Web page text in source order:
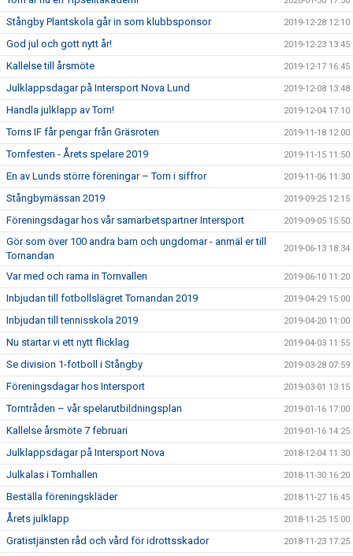
Stångby Plantskola går in som klubbsponsor 2019-12-28 12:10
God jul och gott nytt år! 2019-12-23 13:45
Kallelse till årsmöte 2019-12-17 16:45
Julklappsdagar på Intersport Nova Lund 2019-12-08 13:48
Handla julklapp av Torn! 2019-12-04 17:10
Torns IF får pengar från Gräsroten 2019-11-18 12:00
Tornfesten - Årets spelare 2019 2019-11-15 11:50
En av Lunds större föreningar – Torn i siffror 2019-11-06 11:30
Stångbymässan 2019 2019-09-25 12:15
Föreningsdagar hos vår samarbetspartner Intersport 2019-09-05 15:50
Gör som över 100 andra barn och ungdomar - anmäl er till
Tornandan
2019-06-13 18:34
Var med och rama in Tornvallen 2019-06-10 11:20
Inbjudan till fotbollslägret Tornandan 2019 2019-04-29 15:00
Inbjudan till tennisskola 2019 2019-04-20 11:00
Nu startar vi ett nytt flicklag 2019-04-03 11:55
Se division 1-fotboll i Stångby 2019-03-28 07:59
Föreningsdagar hos Intersport 2019-03-01 13:15
Torntråden – vår spelarutbildningsplan 2019-01-16 17:00
Kallelse årsmöte 7 februari 2019-01-16 14:25
Julklappsdagar på Intersport Nova 2018-12-04 11:30
Julkalas i Tornhallen 2018-11-30 16:20
Beställa föreningskläder 2018-11-27 16:45
Årets julklapp 2018-11-25 15:00
Gratistjänsten råd och vård för idrottsskador 2018-11-23 17:25